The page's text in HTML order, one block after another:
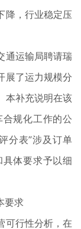
降，行业稳定压
运输局聘请瑞
展了运力规模分
本补充说明在该
规化工作的公
分表”涉及订单
体要求予以细
要求
行性分析，在